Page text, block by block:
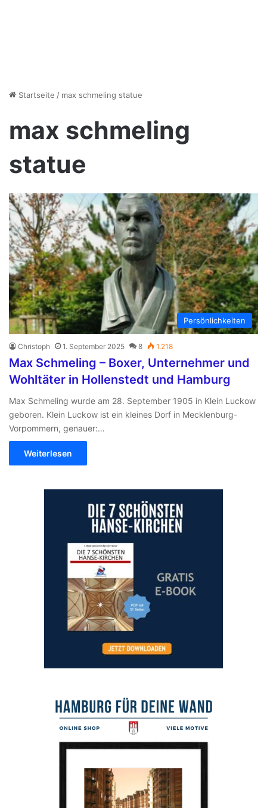
Startseite / max schmeling statue
max schmeling
statue
Persönlichkeiten
Christoph 1. September 2025 8 1.218
Max Schmeling – Boxer, Unternehmer und
Wohltäter in Hollenstedt und Hamburg
Max Schmeling wurde am 28. September 1905 in Klein Luckow
geboren. Klein Luckow ist ein kleines Dorf in Mecklenburg-
Vorpommern, genauer:…
Weiterlesen